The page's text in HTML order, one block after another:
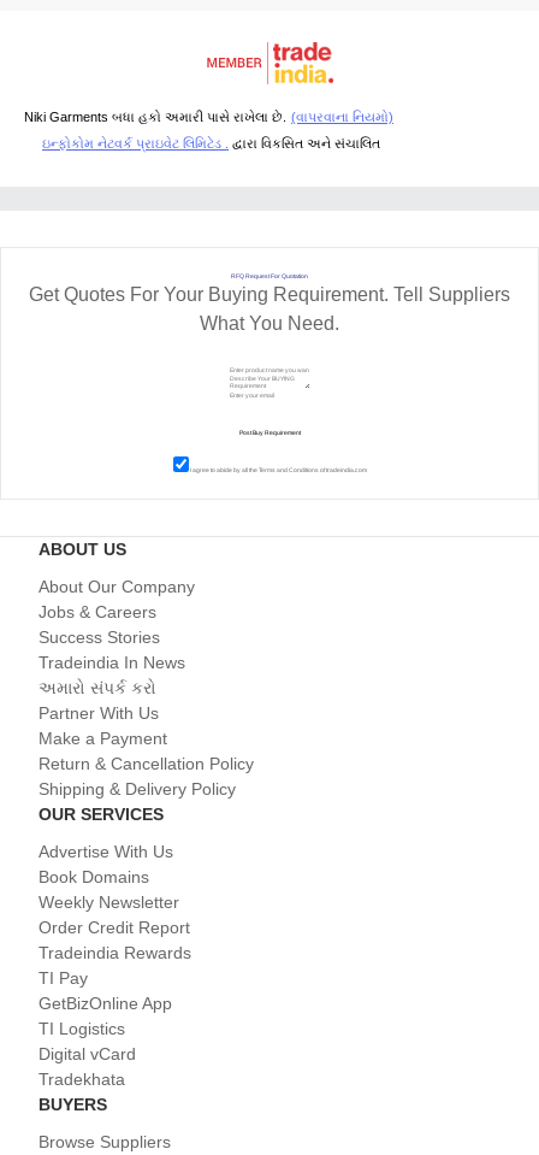
Niki Garments બધા હકો અમારી પાસે રાખેલા છે.
(વાપરવાના નિયમો)
ઇન્ફોકોમ નેટવર્ક પ્રાઇવેટ લિમિટેડ .
દ્વારા વિકસિત અને સંચાલિત
RFQ Request For Quotation
Get Quotes For Your Buying Requirement. Tell Suppliers
What You Need.
I agree to abide by all theTerms and Conditions of tradeindia.com
ABOUT US
About Our Company
Jobs & Careers
Success Stories
Tradeindia In News
અમારો સંપર્ક કરો
Partner With Us
Make a Payment
Return & Cancellation Policy
Shipping & Delivery Policy
OUR SERVICES
Advertise With Us
Book Domains
Weekly Newsletter
Order Credit Report
Tradeindia Rewards
TI Pay
GetBizOnline App
TI Logistics
Digital vCard
Tradekhata
BUYERS
Browse Suppliers